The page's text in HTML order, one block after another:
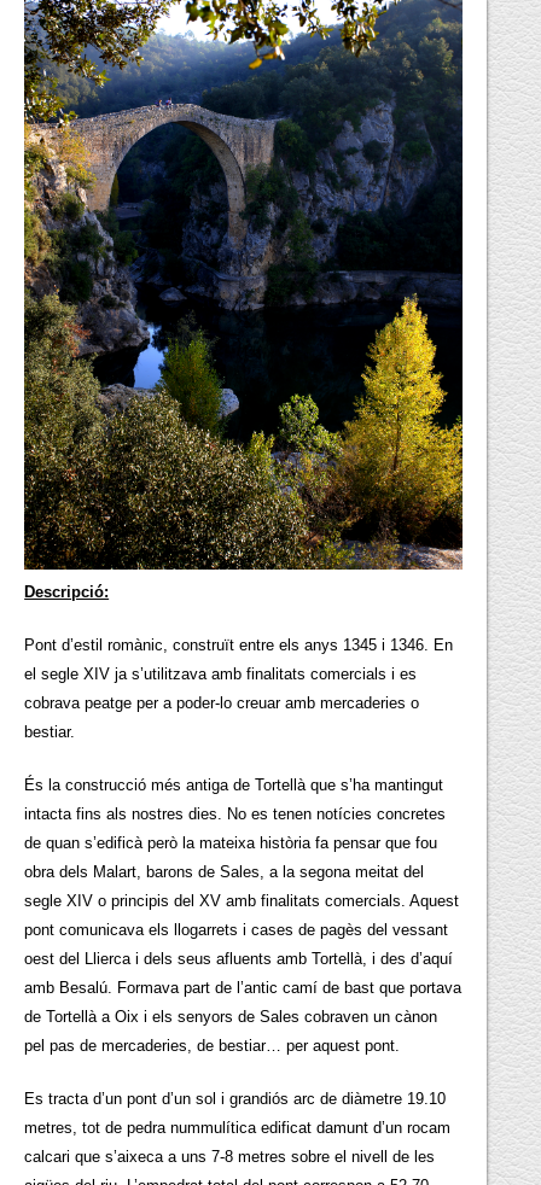
Descripció:
Pont d’estil romànic, construït entre els anys 1345 i 1346. En
el segle XIV ja s’utilitzava amb finalitats comercials i es
cobrava peatge per a poder-lo creuar amb mercaderies o
bestiar.
És la construcció més antiga de Tortellà que s’ha mantingut
intacta fins als nostres dies. No es tenen notícies concretes
de quan s’edificà però la mateixa història fa pensar que fou
obra dels Malart, barons de Sales, a la segona meitat del
segle XIV o principis del XV amb finalitats comercials. Aquest
pont comunicava els llogarrets i cases de pagès del vessant
oest del Llierca i dels seus afluents amb Tortellà, i des d’aquí
amb Besalú. Formava part de l’antic camí de bast que portava
de Tortellà a Oix i els senyors de Sales cobraven un cànon
pel pas de mercaderies, de bestiar… per aquest pont.
Es tracta d’un pont d’un sol i grandiós arc de diàmetre 19.10
metres, tot de pedra nummulítica edificat damunt d’un rocam
calcari que s’aixeca a uns 7-8 metres sobre el nivell de les